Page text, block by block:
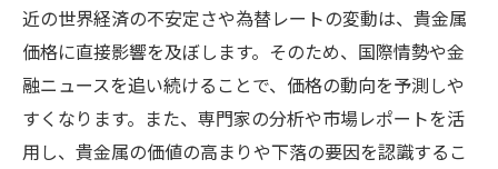
近の世界経済の不安定さや為替レートの変動は、貴金属
価格に直接影響を及ぼします。そのため、国際情勢や金
融ニュースを追い続けることで、価格の動向を予測しや
すくなります。また、専門家の分析や市場レポートを活
用し、貴金属の価値の高まりや下落の要因を認識するこ